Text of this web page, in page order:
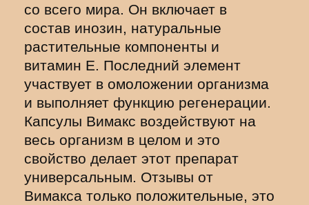
со всего мира. Он включает в
состав инозин, натуральные
растительные компоненты и
витамин E. Последний элемент
участвует в омоложении организма
и выполняет функцию регенерации.
Капсулы Вимакс воздействуют на
весь организм в целом и это
свойство делает этот препарат
универсальным. Отзывы от
Вимакса только положительные, это